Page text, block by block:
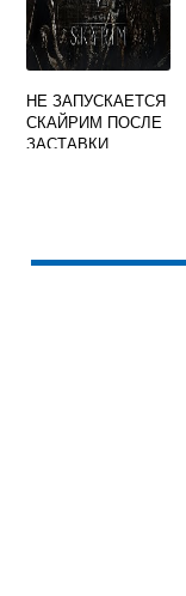
НЕ ЗАПУСКАЕТСЯ
СКАЙРИМ ПОСЛЕ
ЗАСТАВКИ